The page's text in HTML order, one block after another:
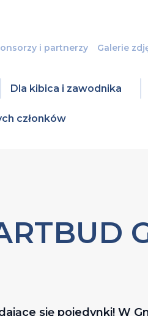
i partnerzy Galerie
Dla kibica i zawodnika
członków
się pojedynki! W